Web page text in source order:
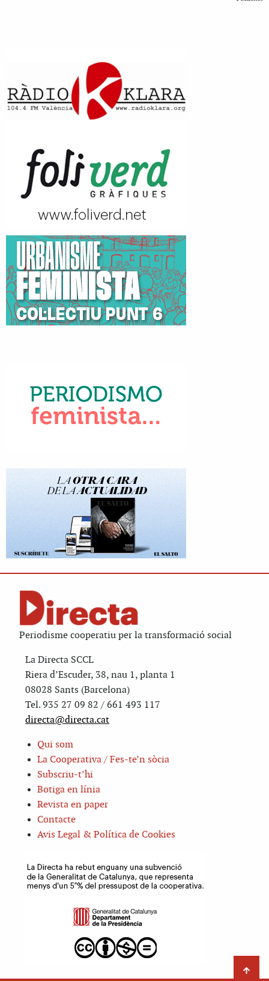
Periodisme cooperatiu per la transformació social
La Directa SCCL
Riera d’Escuder, 38, nau 1, planta 1
08028 Sants (Barcelona)
Tel. 935 27 09 82 / 661 493 117
directa@directa.cat
Qui som
La Cooperativa / Fes-te’n sòcia
Subscriu-t’hi
Botiga en línia
Revista en paper
Contacte
Avis Legal & Política de Cookies